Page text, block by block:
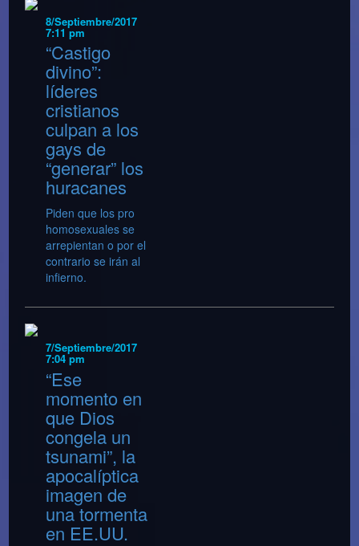
8/Septiembre/2017
7:11 pm
“Castigo
divino”:
líderes
cristianos
culpan a los
gays de
“generar” los
huracanes
Piden que los pro
homosexuales se
arrepientan o por el
contrario se irán al
infierno.
7/Septiembre/2017
7:04 pm
“Ese
momento en
que Dios
congela un
tsunami”, la
apocalíptica
imagen de
una tormenta
en EE.UU.